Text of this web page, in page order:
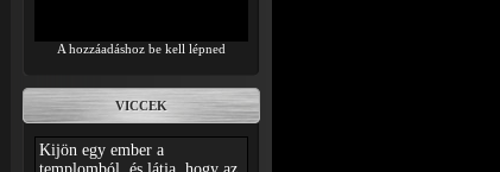
A hozzáadáshoz be kell lépned
VICCEK